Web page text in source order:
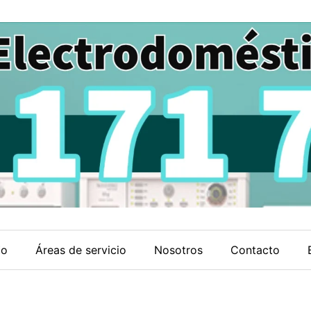
Áreas de servicio Nosotros Contacto